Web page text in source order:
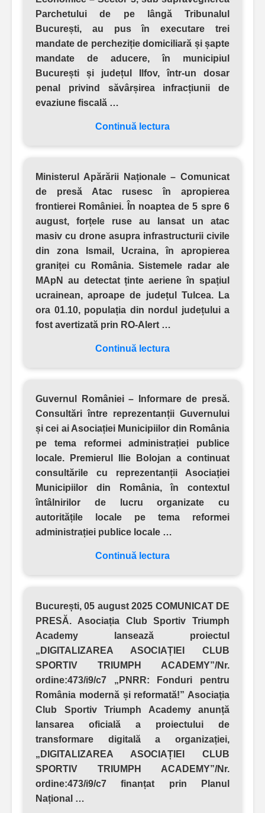
Parchetului de pe lângă Tribunalul
București, au pus în executare trei
mandate de percheziție domiciliară și șapte
mandate de aducere, în municipiul
București și județul Ilfov, într-un dosar
penal privind săvârșirea infracțiunii de
evaziune fiscală …
Continuă lectura
Ministerul Apărării Naționale – Comunicat
de presăAtac rusesc în apropierea
frontierei României. În noaptea de 5 spre 6
august, forțele ruse au lansat un atac
masiv cu drone asupra infrastructurii civile
din zona Ismail, Ucraina, în apropierea
graniței cu România. Sistemele radar ale
MApN au detectat ținte aeriene în spațiul
ucrainean, aproape de județul Tulcea. La
ora 01.10, populația din nordul județului a
fost avertizată prin RO-Alert …
Continuă lectura
Guvernul României – Informare de presă.
Consultări între reprezentanții Guvernului
și cei ai Asociației Municipiilor din România
pe tema reformei administrației publice
locale. Premierul Ilie Bolojan a continuat
consultările cu reprezentanții Asociației
Municipiilor din România, în contextul
întâlnirilor de lucru organizate cu
autoritățile locale pe tema reformei
administrației publice locale …
Continuă lectura
București, 05 august 2025 COMUNICAT DE
PRESĂ. Asociația Club Sportiv Triumph
Academy lansează proiectul
„DIGITALIZAREA ASOCIAȚIEI CLUB
SPORTIV TRIUMPH ACADEMY”/Nr.
ordine:473/i9/c7 „PNRR: Fonduri pentru
România modernă și reformată!” Asociația
Club Sportiv Triumph Academy anunță
lansarea oficială a proiectului de
transformare digitală a organizației,
„DIGITALIZAREA ASOCIAȚIEI CLUB
SPORTIV TRIUMPH ACADEMY”/Nr.
ordine:473/i9/c7 finanțat prin Planul
Național …